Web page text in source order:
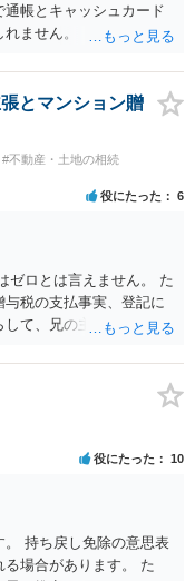
帳とキャッシュカード
ません。
とマンション贈
#不動産・土地の相続
役にたった 6
ロとは言えません。 た
税の支払事実、登記に
して、兄の主張は通らな
のがベターのような気
役にたった 10
。 持ち戻し免除の意思表
場合があります。 た